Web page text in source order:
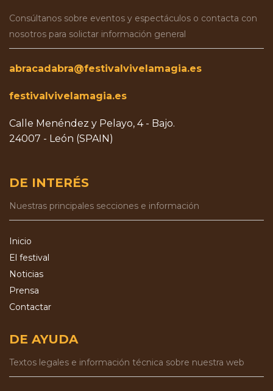
Consúltanos sobre eventos y espectáculos o contacta con
nosotros para solictar información general
abracadabra@festivalvivelamagia.es
festivalvivelamagia.es
Calle Menéndez y Pelayo, 4 - Bajo.
24007 - León (SPAIN)
DE INTERÉS
Nuestras principales secciones e información
Inicio
El festival
Noticias
Prensa
Contactar
DE AYUDA
Textos legales e información técnica sobre nuestra web